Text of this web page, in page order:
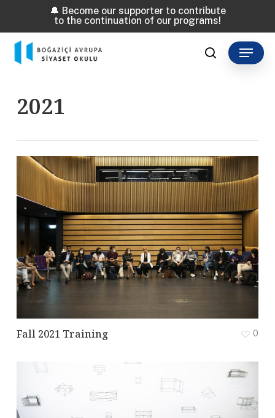
main
content
🔔 Become our supporter to contribute
to the continuation of our programs!
search
Menu
2021
Fall 2021 Training 0